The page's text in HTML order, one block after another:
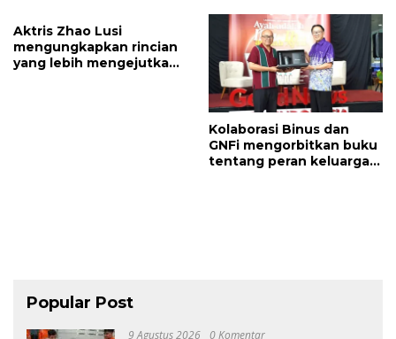
Kemajuan Daerah
Aktris Zhao Lusi
mengungkapkan rincian
yang lebih mengejutkan
Kolaborasi Binus dan
GNFi mengorbitkan buku
tentang peran keluarga
Popular Post
9 Agustus 2026 0 Komentar